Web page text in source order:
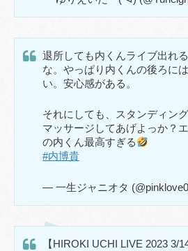
退所しても内くんライブ出れ
な。やっぱり内くんの後ろに
い。安心感がある。
それにしても、スタンディン
マッサージしてあげよっか？
の内くん最高すぎる
#内博貴
— 一生ジャニオタ
【HIROKI UCHI LIVE 2023 3/14